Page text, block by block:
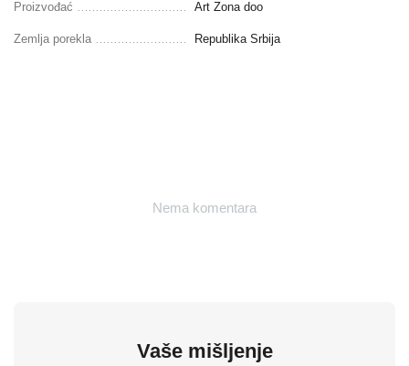
Proizvođać Art Zona doo
Zemlja porekla Republika Srbija
Nema komentara
Vaše mišljenje